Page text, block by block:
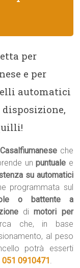
per
e per
automatici
disposizione,
che
unpuntuale e
su automatici
programmata sul
o battente a
dimotori per
che, in base
al peso
potrà esserti
051 0910471.